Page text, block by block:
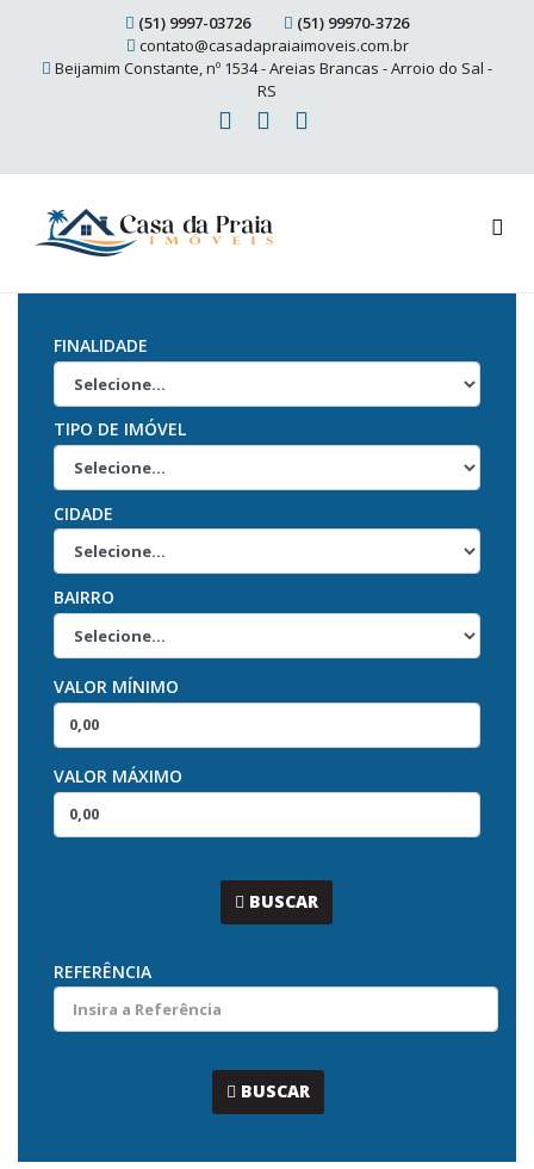
(51) 9997-03726
(51) 99970-3726
contato@casadapraiaimoveis.com.br
Beijamim Constante, nº 1534 - Areias Brancas - Arroio do Sal -
RS
FINALIDADE
TIPO DE IMÓVEL
CIDADE
BAIRRO
VALOR MÍNIMO
VALOR MÁXIMO
BUSCAR
REFERÊNCIA
BUSCAR